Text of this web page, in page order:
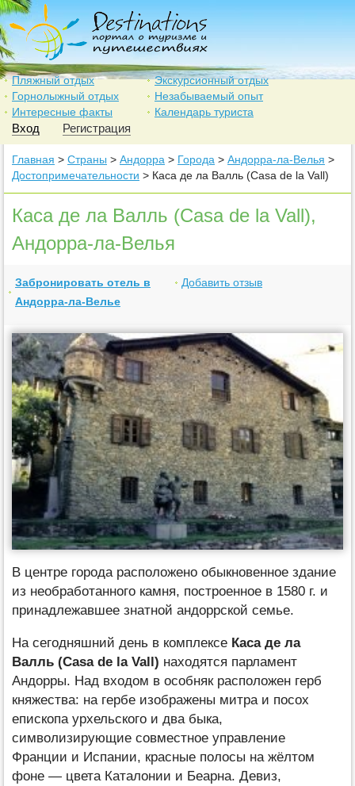
Пляжный отдых
Экскурсионный отдых
Горнолыжный отдых
Незабываемый опыт
Интересные факты
Календарь туриста
Вход Регистрация
Главная > Страны > Андорра > Города > Андорра-ла-Велья >
Достопримечательности > Каса де ла Валль (Casa de la Vall)
Каса де ла Валль (Casa de la Vall),
Андорра-ла-Велья
Забронировать отель в
Андорра-ла-Велье
Добавить отзыв
В центре города расположено обыкновенное здание
из необработанного камня, построенное в 1580 г. и
принадлежавшее знатной андоррской семье.
На сегодняшний день в комплексе Каса де ла
Валль (Casa de la Vall) находятся парламент
Андорры. Над входом в особняк расположен герб
княжества: на гербе изображены митра и посох
епископа урхельского и два быка,
символизирующие совместное управление
Франции и Испании, красные полосы на жёлтом
фоне — цвета Каталонии и Беарна. Девиз,